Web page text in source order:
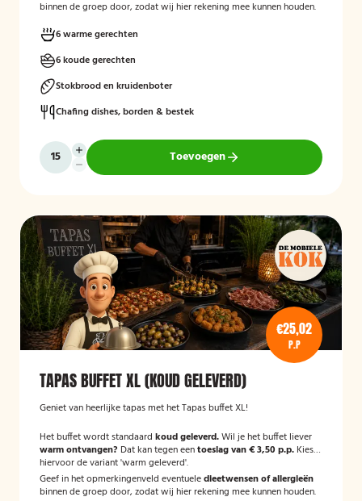
binnen de groep door, zodat wij hier rekening mee kunnen houden.
6 warme gerechten
6 koude gerechten
Stokbrood en kruidenboter
Chafing dishes, borden & bestek
Toevoegen
€25,02
P.P
TAPAS BUFFET XL (KOUD GELEVERD)
Geniet van heerlijke tapas met het Tapas buffet XL!
Het buffet wordt standaard koud geleverd.Wil je het buffet liever
warm ontvangen? Dat kan tegen eentoeslag van € 3,50 p.p. Kies
hiervoor de variant 'warm geleverd'.
Geef in het opmerkingenveld eventueledieetwensen of allergieën
binnen de groep door, zodat wij hier rekening mee kunnen houden.